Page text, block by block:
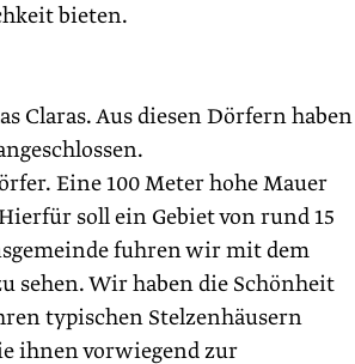
bieten.
Claras. Aus diesen Dörfern haben
Eine 100 Meter hohe Mauer
soll ein Gebiet von rund 15
fuhren wir mit dem
sehen. Wir haben die Schönheit
typischen Stelzenhäusern
ihnen vorwiegend zur